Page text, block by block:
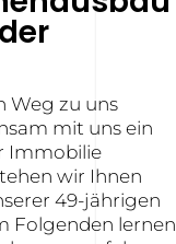
Weg zu uns
mit uns ein
Immobilie
wir Ihnen
49-jährigen
Folgenden lernen